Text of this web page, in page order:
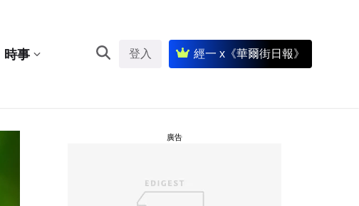
時事 登入 經一 x《華爾街日報》
廣告